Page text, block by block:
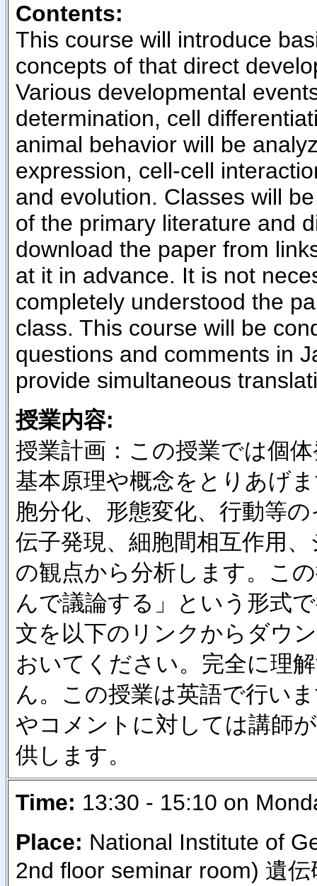
Contents:
This course will introduce
concepts of that direct
Various developmental
determination, cell
animal behavior will be
expression, cell-cell
and evolution. Classes will
of the primary literature and
download the paper from
at it in advance. It is not
completely understood the
class. This course will be
questions and comments in
provide simultaneous
授業内容:
授業計画：この授業では個
基本原理や概念をとりあげ
胞分化、形態変化、行動等
伝子発現、細胞間相互作用
の観点から分析します。こ
んで議論する」という形式
文を以下のリンクからダウ
おいてください。完全に理
ん。この授業は英語で行い
やコメントに対しては講師
供します。
Time: 13:30 - 15:10 on
Place: National Institute of
2nd floor seminar room) 遺